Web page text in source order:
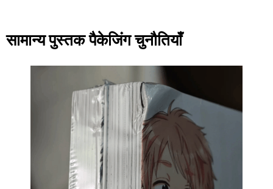
सामान्य पुस्तक पैकेजिंग चुनौतियाँ